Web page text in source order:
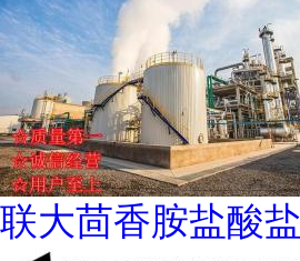
联大茴香胺盐酸盐